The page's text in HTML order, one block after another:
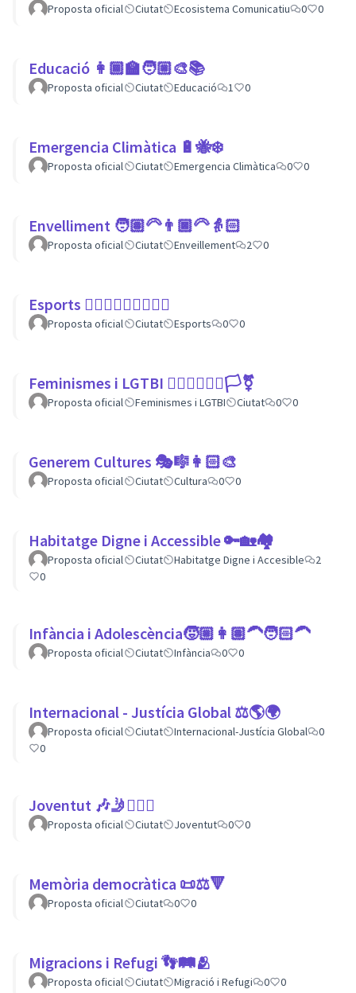
Proposta oficial Ciutat Ecosistema Comunicatiu 0 0
Educació 👩🏾‍🏫🧑🏼‍🎨📚
Proposta oficial Ciutat Educació 1 0
Emergencia Climàtica 🔋🐝❄️
Proposta oficial Ciutat Emergencia Climàtica 0 0
Envelliment 🧑🏽‍🦳👨🏿‍🦳👵🏻
Proposta oficial Ciutat Enveillement 2 0
Esports 🏃🏾‍♀⛹🏼‍♀🏄🏼‍♂
Proposta oficial Ciutat Esports 0 0
Feminismes i LGTBI 💁🏽‍♀👩‍❤️‍👩🏳️‍⚧️
Proposta oficial Feminismes i LGTBI Ciutat 0 0
Generem Cultures 🎭🎼👩🏻‍🎨
Proposta oficial Ciutat Cultura 0 0
Habitatge Digne i Accessible 🔑🏡🏘
Proposta oficial Ciutat Habitatge Digne i Accesible
2
0
Infància i Adolescència🧒🏼👩🏽‍🦱🧑🏻‍🦱
Proposta oficial Ciutat Infància 0 0
Internacional - Justícia Global ⚖️🌎🌍
Proposta oficial Ciutat Internacional-Justícia Global
0
0
Joventut 🎶🤳🙇🏽‍♀
Proposta oficial Ciutat Joventut 0 0
Memòria democràtica 📜⚖️🔻
Proposta oficial Ciutat 0 0
Migracions i Refugi 👣🛤🫂
Proposta oficial Ciutat Migració i Refugi 0 0